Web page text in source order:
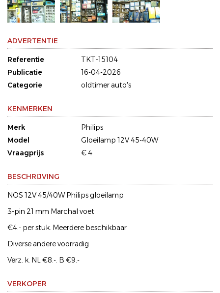
ADVERTENTIE
Referentie
TKT-15104
Publicatie
16-04-2026
Categorie
oldtimer auto's
KENMERKEN
Merk
Philips
Model
Gloeilamp 12V 45-40W
Vraagprijs
€ 4
BESCHRIJVING
NOS 12V 45/40W Philips gloeilamp
3-pin 21 mm Marchal voet
€4.- per stuk. Meerdere beschikbaar
Diverse andere voorradig
Verz. k. NL €8.-. B €9.-
VERKOPER